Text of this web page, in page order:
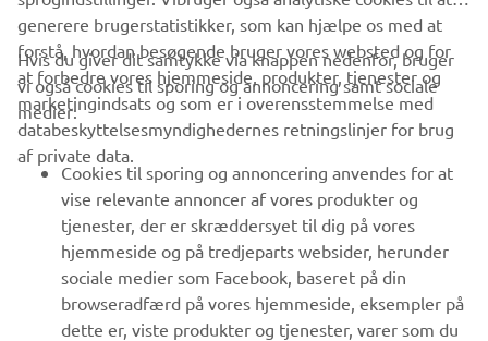
VIRKSOMHED
B2B
MERE YAMAHA
SUPPORT
generere brugerstatistikker, som kan hjælpe os med at
forstå, hvordan besøgende bruger vores websted og for
at forbedre vores hjemmeside, produkter, tjenester og
marketingindsats og som er i overensstemmelse med
databeskyttelsesmyndighedernes retningslinjer for brug
af private data.
Hvis du giver dit samtykke via knappen nedenfor, bruger
vi også cookies til sporing og annoncering samt sociale
medier:
Cookies til sporing og annoncering anvendes for at
vise relevante annoncer af vores produkter og
tjenester, der er skræddersyet til dig på vores
hjemmeside og på tredjeparts websider, herunder
sociale medier som Facebook, baseret på din
browseradfærd på vores hjemmeside, eksempler på
dette er, viste produkter og tjenester, varer som du